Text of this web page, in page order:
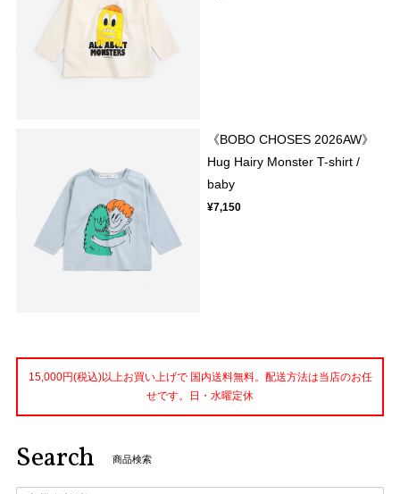
《BOBO CHOSES 2026AW》
Hug Hairy Monster T-shirt /
baby
¥7,150
15,000円(税込)以上お買い上げで 国内送料無料。配送方法は当店のお任
せです。日・水曜定休
Search 商品検索